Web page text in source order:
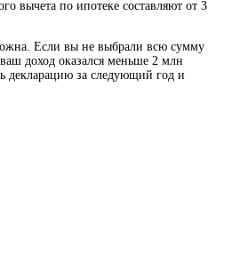
вычета по ипотеке составляют от 3
Если вы не выбрали всю сумму
доход оказался меньше 2 млн
декларацию за следующий год и